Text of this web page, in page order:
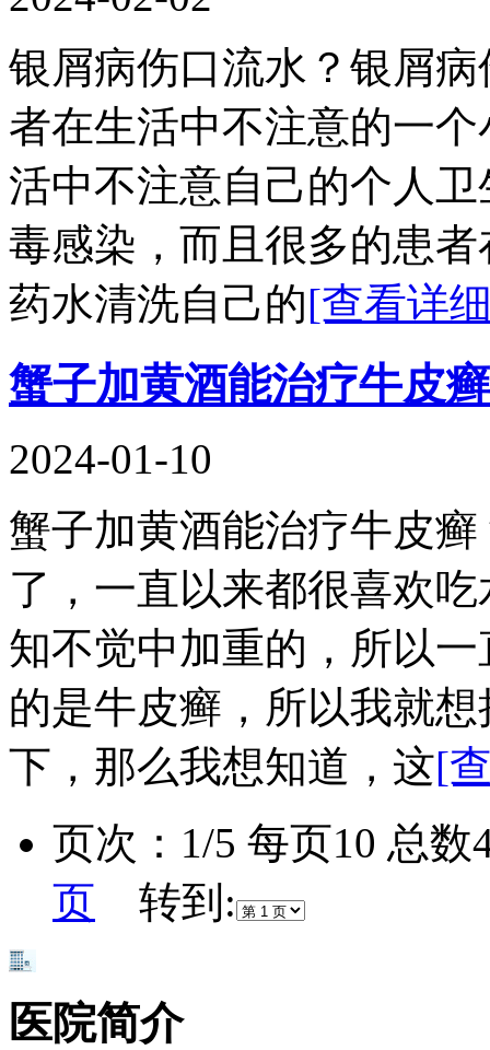
银屑病伤口流水？银屑
者在生活中不注意的一
活中不注意自己的个人
毒感染，而且很多的患
药水清洗自己的[查看详
蟹子加黄酒能治疗牛皮癣
2024-01-10
蟹子加黄酒能治疗牛皮
了，一直以来都很喜欢
知不觉中加重的，所以
的是牛皮癣，所以我就
下，那么我想知道，这[
页次：1/5 每页10 总
页 转到:
医院简介